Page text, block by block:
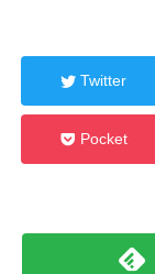
Twitter
Pocket